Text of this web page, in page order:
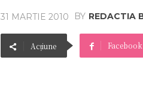
31 MARTIE 2010 BY REDACTIA
Acțiune Facebook